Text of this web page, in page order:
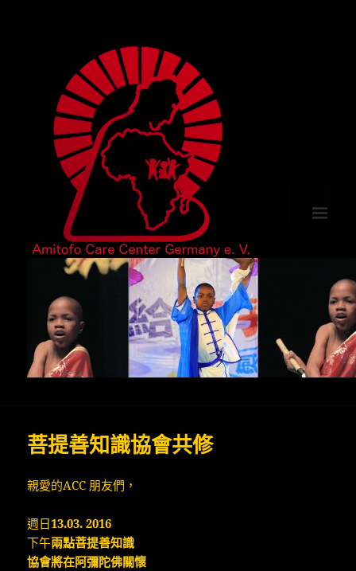
菩提善知識協會共修
親愛的ACC 朋友們，
週日13.03. 2016
下午兩點菩提善知識
協會將在阿彌陀佛關懷